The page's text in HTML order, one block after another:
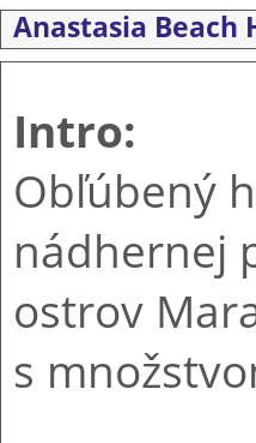
Anastasia Beach
Intro:
Obľúbený
nádhernej
ostrov
s